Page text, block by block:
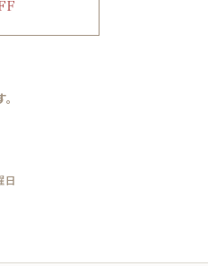
日